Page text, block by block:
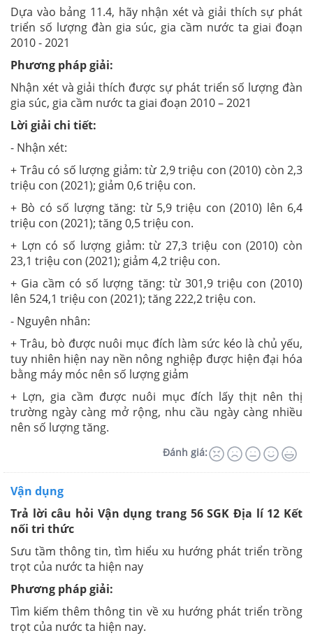
Dựa vào bảng 11.4, hãy nhận xét và giải thích sự phát
triển số lượng đàn gia súc, gia cầm nước ta giai đoạn
2010 - 2021
Phương pháp giải:
Nhận xét và giải thích được sự phát triển số lượng đàn
gia súc, gia cầm nước ta giai đoạn 2010 – 2021
Lời giải chi tiết:
- Nhận xét:
+ Trâu có số lượng giảm: từ 2,9 triệu con (2010) còn 2,3
triệu con (2021); giảm 0,6 triệu con.
+ Bò có số lượng tăng: từ 5,9 triệu con (2010) lên 6,4
triệu con (2021); tăng 0,5 triệu con.
+ Lợn có số lượng giảm: từ 27,3 triệu con (2010) còn
23,1 triệu con (2021); giảm 4,2 triệu con.
+ Gia cầm có số lượng tăng: từ 301,9 triệu con (2010)
lên 524,1 triệu con (2021); tăng 222,2 triệu con.
- Nguyên nhân:
+ Trâu, bò được nuôi mục đích làm sức kéo là chủ yếu,
tuy nhiên hiện nay nền nông nghiệp được hiện đại hóa
bằng máy móc nên số lượng giảm
+ Lợn, gia cầm được nuôi mục đích lấy thịt nên thị
trường ngày càng mở rộng, nhu cầu ngày càng nhiều
nên số lượng tăng.
Đánh giá:
Vận dụng
Trả lời câu hỏi Vận dụng trang 56 SGK Địa lí 12 Kết
nối tri thức
Sưu tầm thông tin, tìm hiểu xu hướng phát triển trồng
trọt của nước ta hiện nay
Phương pháp giải:
Tìm kiếm thêm thông tin về xu hướng phát triển trồng
trọt của nước ta hiện nay.